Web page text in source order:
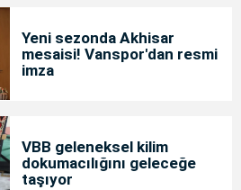
Yeni sezonda Akhisar
mesaisi! Vanspor'dan resmi
imza
VBB geleneksel kilim
dokumacılığını geleceğe
taşıyor